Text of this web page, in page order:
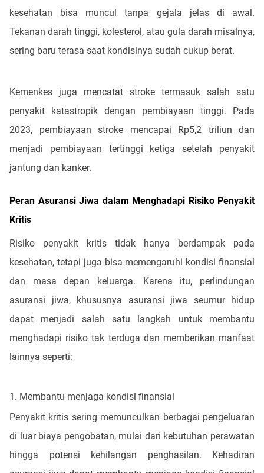
kesehatan bisa muncul tanpa gejala jelas di awal.
Tekanan darah tinggi, kolesterol, atau gula darah misalnya,
sering baru terasa saat kondisinya sudah cukup berat.
Kemenkes juga mencatat stroke termasuk salah satu
penyakit katastropik dengan pembiayaan tinggi. Pada
2023, pembiayaan stroke mencapai Rp5,2 triliun dan
menjadi pembiayaan tertinggi ketiga setelah penyakit
jantung dan kanker.
Peran Asuransi Jiwa dalam Menghadapi Risiko Penyakit
Kritis
Risiko penyakit kritis tidak hanya berdampak pada
kesehatan, tetapi juga bisa memengaruhi kondisi finansial
dan masa depan keluarga. Karena itu, perlindungan
asuransi jiwa, khususnya asuransi jiwa seumur hidup
dapat menjadi salah satu langkah untuk membantu
menghadapi risiko tak terduga dan memberikan manfaat
lainnya seperti:
1. Membantu menjaga kondisi finansial
Penyakit kritis sering memunculkan berbagai pengeluaran
di luar biaya pengobatan, mulai dari kebutuhan perawatan
hingga potensi kehilangan penghasilan. Kehadiran